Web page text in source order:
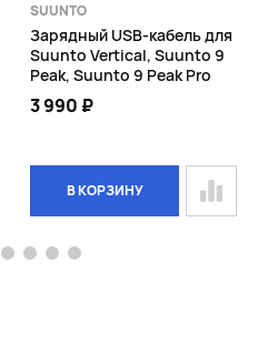
SUUNTO
Зарядный USB-кабель для
Suunto Vertical, Suunto 9
Peak, Suunto 9 Peak Pro
3 990 ₽
В КОРЗИНУ